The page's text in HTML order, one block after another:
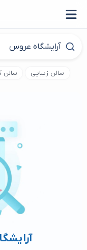
سالن زیبایی سالن